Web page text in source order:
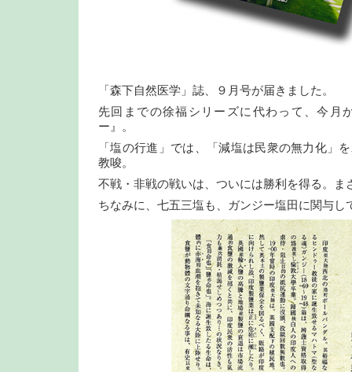
「森下自然医学」誌、９月号が届きました。
先回までの徐福シリーズに代わって、今月
ー』。
「塩の行進」では、「減塩は民衆の無力化」
教唆。
不戦・非戦の戦いは、ついには勝利を得る。ま
ちなみに、七五三塩も、ガンジー塩田に関与し